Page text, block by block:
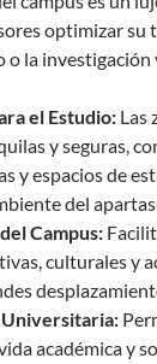
optimizar su
o la investigación
el Estudio: Las
y seguras,
y espacios de
del
Campus:
culturales y
académica y